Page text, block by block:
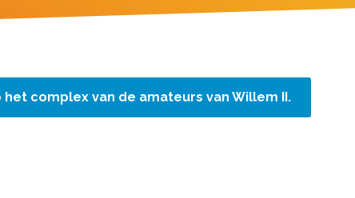
complex van de amateurs van Willem II.